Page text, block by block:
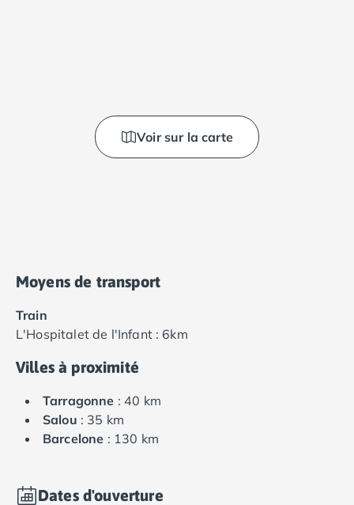
Voir sur la carte
Moyens de transport
Train
L'Hospitalet de l'Infant : 6km
Villes à proximité
Tarragonne : 40 km
Salou : 35 km
Barcelone : 130 km
Dates d'ouverture